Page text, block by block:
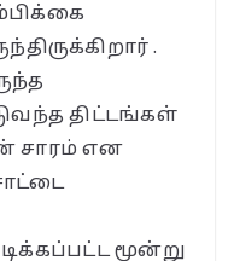
.
திட்டங்கள்
சாரம் என
மூன்று